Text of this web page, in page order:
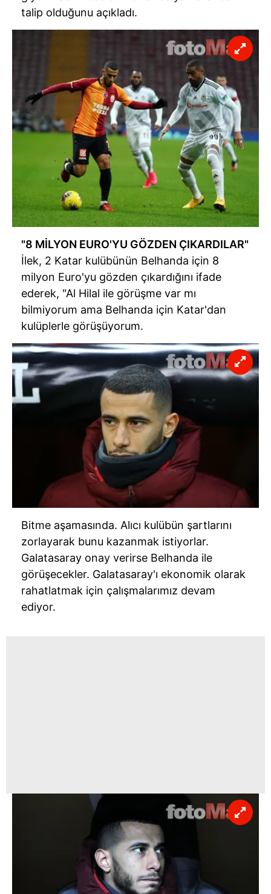
talip olduğunu açıkladı.
"8 MİLYON EURO'YU GÖZDEN ÇIKARDILAR"
İlek, 2 Katar kulübünün Belhanda için 8
milyon Euro'yu gözden çıkardığını ifade
ederek, "Al Hilal ile görüşme var mı
bilmiyorum ama Belhanda için Katar'dan
kulüplerle görüşüyorum.
Bitme aşamasında. Alıcı kulübün şartlarını
zorlayarak bunu kazanmak istiyorlar.
Galatasaray onay verirse Belhanda ile
görüşecekler. Galatasaray'ı ekonomik olarak
rahatlatmak için çalışmalarımız devam
ediyor.